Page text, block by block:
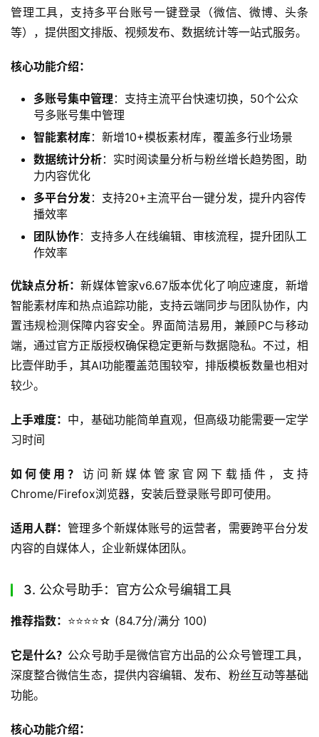
管理工具，支持多平台账号一键登录（微信、微博、头条
等），提供图文排版、视频发布、数据统计等一站式服务。
核心功能介绍：
多账号集中管理 ：支持主流平台快速切换，50个公众
号多账号集中管理
智能素材库：新增10+模板素材库，覆盖多行业场景
数据统计分析：实时阅读量分析与粉丝增长趋势图，助
力内容优化
多平台分发：支持20+主流平台一键分发，提升内容传
播效率
团队协作：支持多人在线编辑、审核流程，提升团队工
作效率
优缺点分析：新媒体管家v6.67版本优化了响应速度，新增
智能素材库和热点追踪功能，支持云端同步与团队协作，内
置违规检测保障内容安全。界面简洁易用，兼顾PC与移动
端，通过官方正版授权确保稳定更新与数据隐私。不过，相
比壹伴助手，其AI功能覆盖范围较窄，排版模板数量也相对
较少。
上手难度： 中，基础功能简单直观，但高级功能需要一定学
习时间
如何使用？ 访问新媒体管家官网下载插件，支持
Chrome/Firefox浏览器，安装后登录账号即可使用。
适用人群： 管理多个新媒体账号的运营者，需要跨平台分发
内容的自媒体人，企业新媒体团队。
3. 公众号助手：官方公众号编辑工具
推荐指数： ⭐️⭐️⭐️⭐️☆ (84.7分/满分 100)
它是什么？ 公众号助手是微信官方出品的公众号管理工具，
深度整合微信生态，提供内容编辑、发布、粉丝互动等基础
功能。
核心功能介绍：